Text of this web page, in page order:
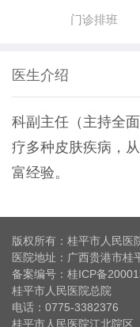
门诊排班
医生介绍
科副主任（主持全
疗多种皮肤疾病，
富经验。
版权所有：桂平市人民医
医院地址：广西贵港市桂
备案编号： 桂ICP备
桂平市人民医院总院
电话：0775-3382376
桂平市人民医院江北院区